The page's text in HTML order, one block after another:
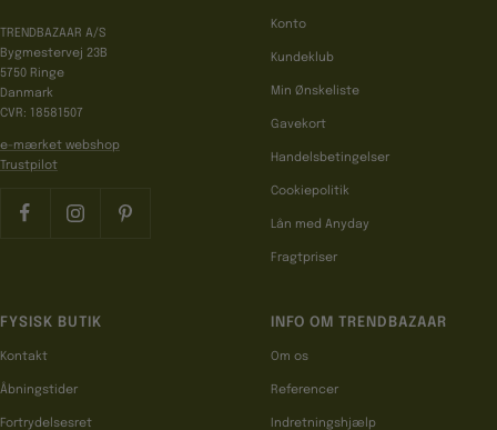
TRENDBAZAAR A/S
Bygmestervej 23B
5750 Ringe
Danmark
CVR: 18581507
e-mærket webshop
Trustpilot
Konto
Kundeklub
Min Ønskeliste
Gavekort
Handelsbetingelser
Cookiepolitik
Lån med Anyday
Fragtpriser
FYSISK BUTIK
Kontakt
Åbningstider
Fortrydelsesret
INFO OM TRENDBAZAAR
Om os
Referencer
Indretningshjælp